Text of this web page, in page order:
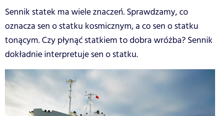
Sennik statek ma wiele znaczeń. Sprawdzamy, co
oznacza sen o statku kosmicznym, a co sen o statku
tonącym. Czy płynąć statkiem to dobra wróżba? Sennik
dokładnie interpretuje sen o statku.